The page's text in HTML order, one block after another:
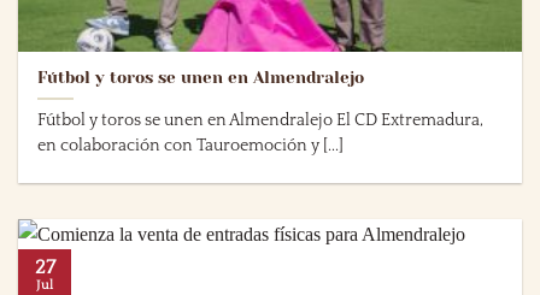
Fútbol y toros se unen en Almendralejo
Fútbol y toros se unen en Almendralejo El CD Extremadura,
en colaboración con Tauroemoción y [...]
27
Jul